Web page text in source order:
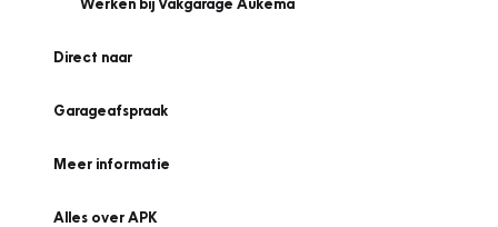
Direct naar
Garageafspraak
Meer informatie
Alles over APK